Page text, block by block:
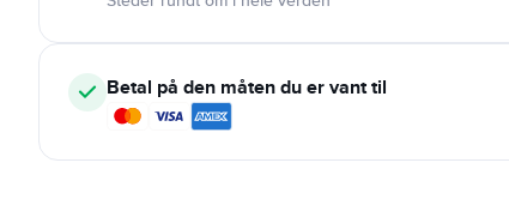
Betal på den måten du er vant til